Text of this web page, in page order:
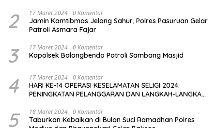
2 17 Maret 2024 0 Komentar
Jamin Kamtibmas Jelang Sahur, Polres Pasuruan Gelar
Patroli Asmara Fajar
3 17 Maret 2024 0 Komentar
Kapolsek Balongbendo Patroli Sambang Masjid
4 17 Maret 2024 0 Komentar
HARI KE-14 OPERASI KESELAMATAN SELIGI 2024:
PENINGKATAN PELANGGARAN DAN LANGKAH-LANGKAH
5 18 Maret 2024 0 Komentar
Taburkan Kebaikan di Bulan Suci Ramadhan Polres